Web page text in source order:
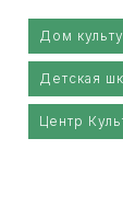
Дом
Детская
Центр